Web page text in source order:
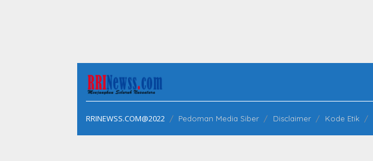
RRINEWSS.COM@2022 Pedoman Media Siber Disclaimer Kode Etik